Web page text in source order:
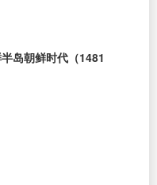
岛朝鲜时代（1481